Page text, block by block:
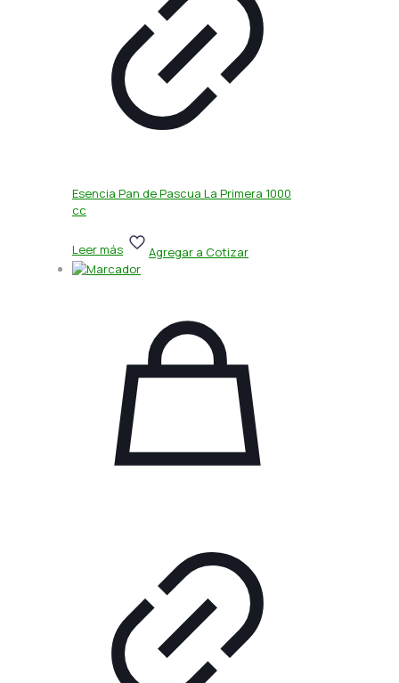
Esencia Pan de Pascua La Primera 1000
cc
Leer más Agregar a Cotizar